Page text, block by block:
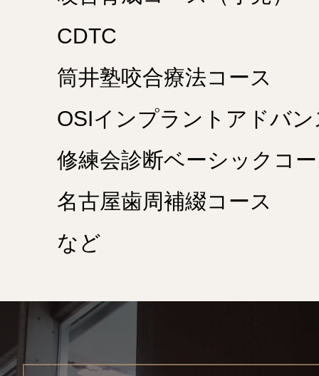
CDTC
筒井塾咬合療法コース
OSIインプラントアドバ
修練会診断ベーシックコ
名古屋歯周補綴コース
など